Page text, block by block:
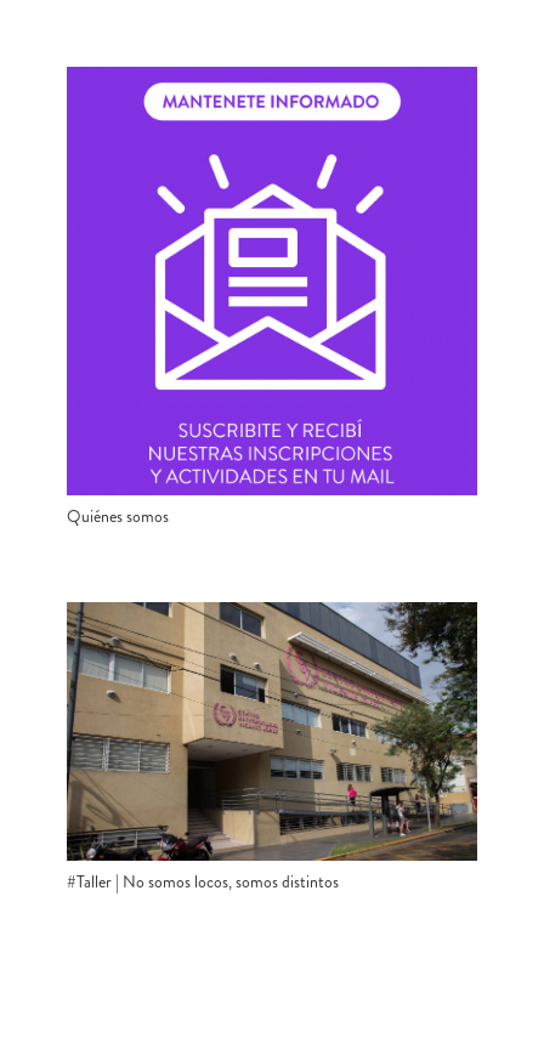
Quiénes somos
#Taller | No somos locos, somos distintos